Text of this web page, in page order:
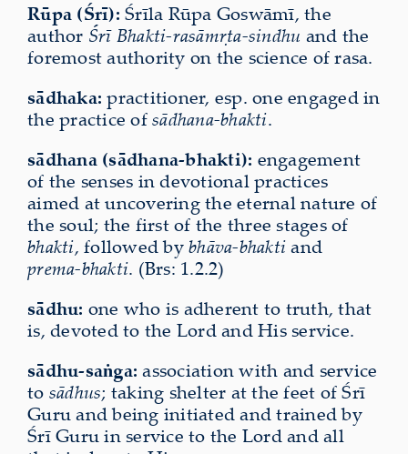
Rūpa (Śrī): Śrīla Rūpa Goswāmī, the
author Śrī Bhakti-rasāmṛta-sindhu and the
foremost authority on the science of rasa.
sādhaka: practitioner, esp. one engaged in
the practice ofsādhana-bhakti.
sādhana (sādhana-bhakti): engagement
of the senses in devotional practices
aimed at uncovering the eternal nature of
the soul; the first of the three stages of
bhakti, followed bybhāva-bhaktiand
prema-bhakti. (Brs: 1.2.2)
sādhu: one who is adherent to truth, that
is, devoted to the Lord and His service.
sādhu-saṅga: association with and service
to sādhus; taking shelter at the feet of Śrī
Guru and being initiated and trained by
Śrī Guru in service to the Lord and all